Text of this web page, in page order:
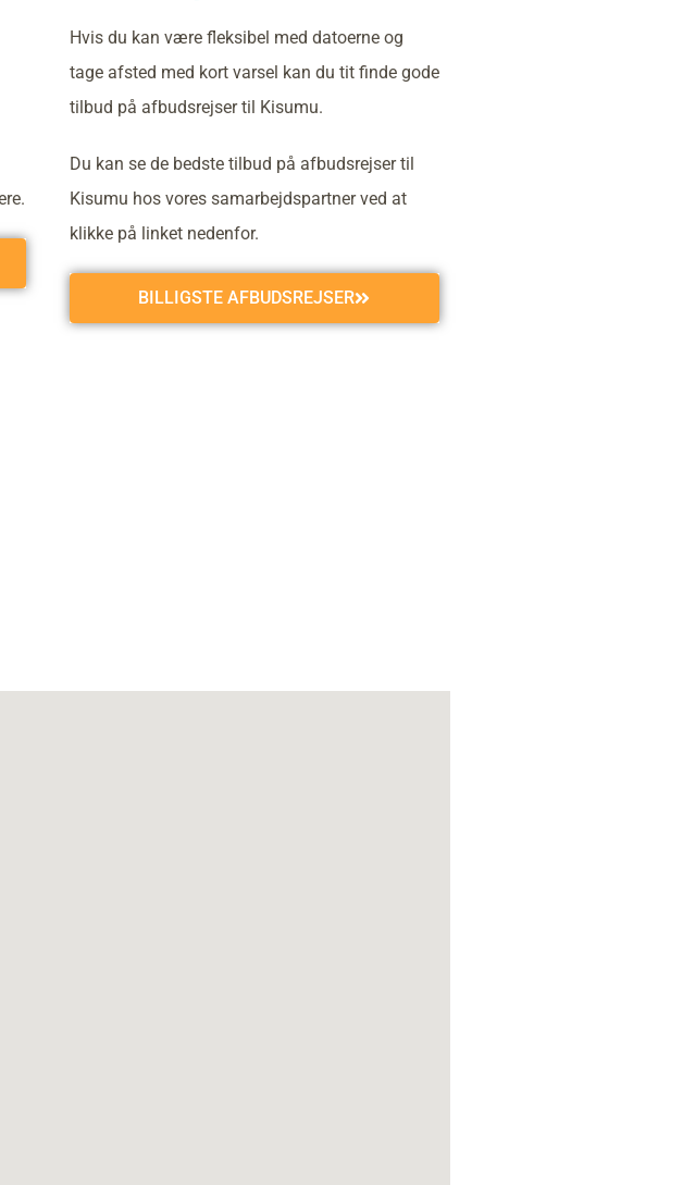
Hvis du kan være fleksibel med datoerne og
tage afsted med kort varsel kan du tit finde gode
tilbud på afbudsrejser til Kisumu.
Du kan se de bedste tilbud på afbudsrejser til
Kisumu hos vores samarbejdspartner ved at
klikke på linket nedenfor.
BILLIGSTE AFBUDSREJSER